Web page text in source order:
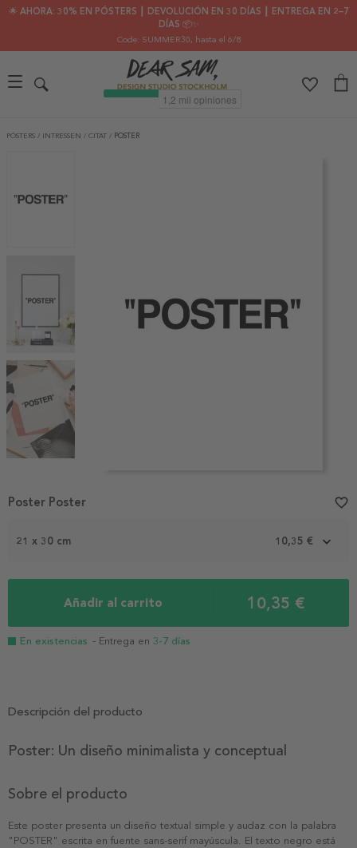
🌟 AHORA: 30% EN PÓSTERS ┃ DEVOLUCIÓN EN 30 DÍAS ┃ ENTREGA EN 2–7
DÍAS 📦✨
Code: SUMMER30, hasta el 6/8
PÓSTERS / INTRESSEN / CITAT / POSTER
1
21 x 30 cm 10,35 €
Añadir al carrito 10,35 €
En existencias - Entrega en 3-7 días
Poster Poster favorite_border
Descripción del producto
Poster: Un diseño minimalista y conceptual
Sobre el producto
Este poster presenta un diseño textual simple y audaz con la palabra
"POSTER" escrita en fuente sans-serif mayúscula. El texto negro está